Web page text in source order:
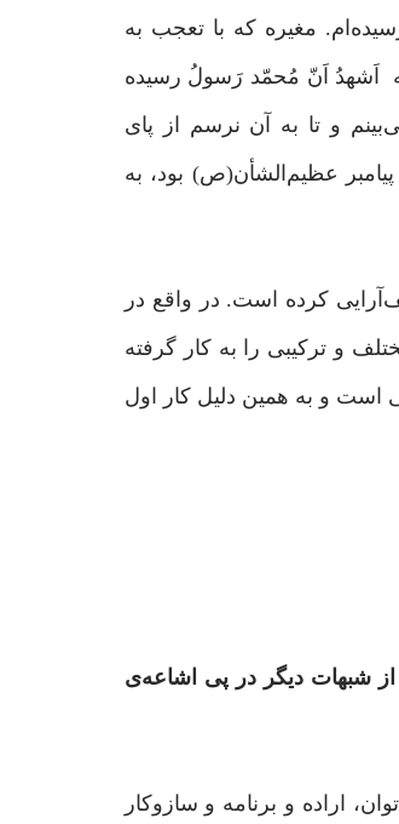
مغیره که با تعجب به
اَشهدُ اَنّ مُحمّد رَسولُ رسیده
و تا به آن نرسم از پای
عظیم‌الشأن(ص) بود، به
کرده است. در واقع در
و ترکیبی را به کار گرفته
است و به همین دلیل کار اول
شبهات دیگر در پی اشاعه‌ی
اراده و برنامه و سازوکار